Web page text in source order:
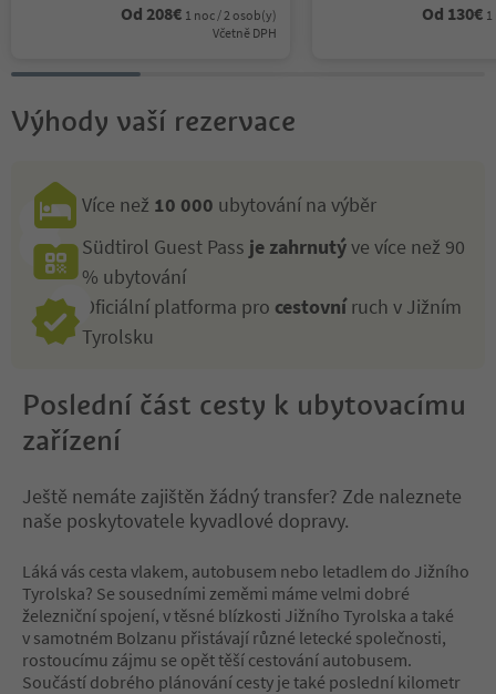
Od 208€ 1 noc / 2 osob(y)
Včetně DPH
Od 130€
Výhody vaší rezervace
Více než 10 000 ubytování na výběr
Südtirol Guest Pass je zahrnutýve více než 90
% ubytování
Oficiální platforma pro cestovníruch v Jižním
Tyrolsku
Poslední část cesty k ubytovacímu
zařízení
Ještě nemáte zajištěn žádný transfer? Zde naleznete
naše poskytovatele kyvadlové dopravy.
Láká vás cesta vlakem, autobusem nebo letadlem do Jižního
Tyrolska? Se sousedními zeměmi máme velmi dobré
železniční spojení, v těsné blízkosti Jižního Tyrolska a také
v samotném Bolzanu přistávají různé letecké společnosti,
rostoucímu zájmu se opět těší cestování autobusem.
Součástí dobrého plánování cesty je také poslední kilometr